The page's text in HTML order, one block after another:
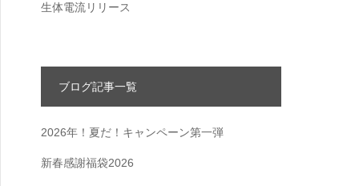
生体電流リリース
ブログ記事一覧
2026年！夏だ！キャンペーン第一弾
新春感謝福袋2026